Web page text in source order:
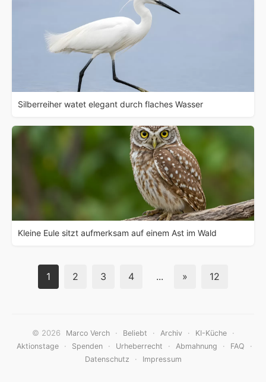
Silberreiher watet elegant durch flaches Wasser
Kleine Eule sitzt aufmerksam auf einem Ast im Wald
1 2 3 4 ... » 12
© 2026 Marco Verch · Beliebt · Archiv · KI-Küche ·
Aktionstage · Spenden · Urheberrecht · Abmahnung · FAQ ·
Datenschutz · Impressum